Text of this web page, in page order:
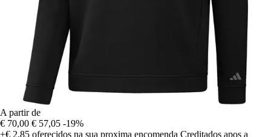
A partir de
€ 70,00 € 57,05 -19%
+€ 2,85 oferecidos na sua proxima encomenda Creditados apos a